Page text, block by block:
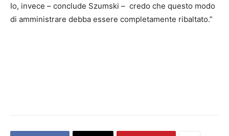
Io, invece – conclude Szumski – credo che questo modo
di amministrare debba essere completamente ribaltato.”